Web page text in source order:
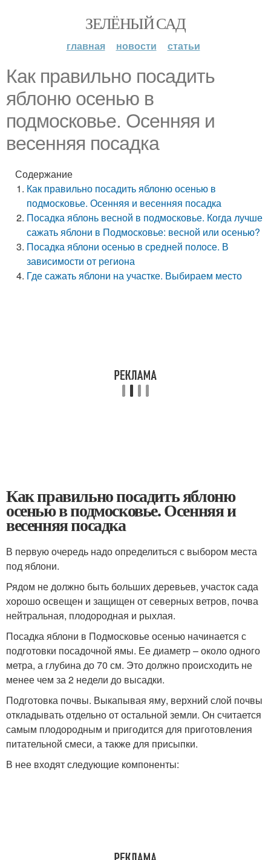
ЗЕЛЁНЫЙ САД
главная новости статьи
Как правильно посадить
яблоню осенью в
подмосковье. Осенняя и
весенняя посадка
Содержание
Как правильно посадить яблоню осенью в
подмосковье. Осенняя и весенняя посадка
Посадка яблонь весной в подмосковье. Когда лучше
сажать яблони в Подмосковье: весной или осенью?
Посадка яблони осенью в средней полосе. В
зависимости от региона
Где сажать яблони на участке. Выбираем место
Как правильно посадить яблоню
осенью в подмосковье. Осенняя и
весенняя посадка
В первую очередь надо определиться с выбором места
под яблони.
Рядом не должно быть больших деревьев, участок сада
хорошо освещен и защищен от северных ветров, почва
нейтральная, плодородная и рыхлая.
Посадка яблони в Подмосковье осенью начинается с
подготовки посадочной ямы. Ее диаметр – около одного
метра, а глубина до 70 см. Это должно происходить не
менее чем за 2 недели до высадки.
Подготовка почвы. Выкапывая яму, верхний слой почвы
откладывать отдельно от остальной земли. Он считается
самым плодородным и пригодится для приготовления
питательной смеси, а также для присыпки.
В нее входят следующие компоненты: